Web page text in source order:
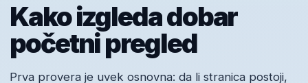
Kako izgleda dobar
početni pregled
Prva provera je uvek osnovna: da li stranica postoji,